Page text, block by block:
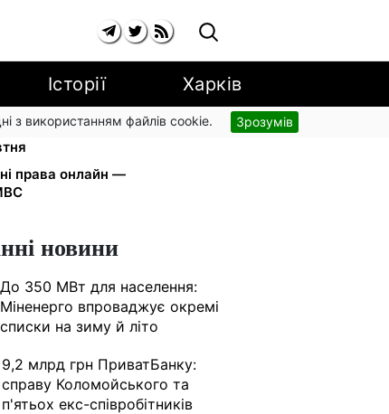
Історії Харків
з використанням файлів cookie. Зрозумів
Ощадбанк і Mastercard
права онлайн —
новини
До 350 МВт для населення:
Міненерго впроваджує окремі
списки на зиму й літо
9,2 млрд грн ПриватБанку:
справу Коломойського та
п'ятьох екс-співробітників